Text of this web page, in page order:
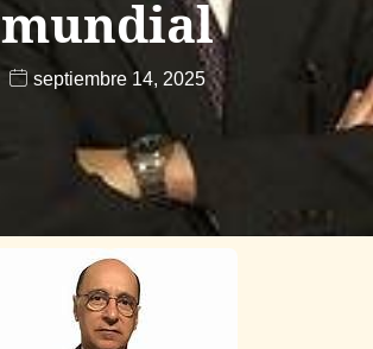
mundial
septiembre 14, 2025